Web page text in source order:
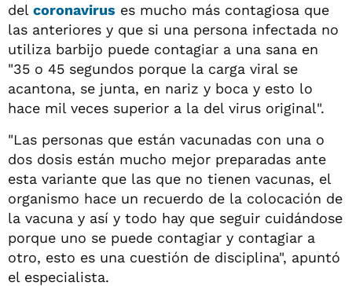
del coronavirus es mucho más contagiosa que
las anteriores y que si una persona infectada no
utiliza barbijo puede contagiar a una sana en
"35 o 45 segundos porque la carga viral se
acantona, se junta, en nariz y boca y esto lo
hace mil veces superior a la del virus original".
"Las personas que están vacunadas con una o
dos dosis están mucho mejor preparadas ante
esta variante que las que no tienen vacunas, el
organismo hace un recuerdo de la colocación de
la vacuna y así y todo hay que seguir cuidándose
porque uno se puede contagiar y contagiar a
otro, esto es una cuestión de disciplina", apuntó
el especialista.